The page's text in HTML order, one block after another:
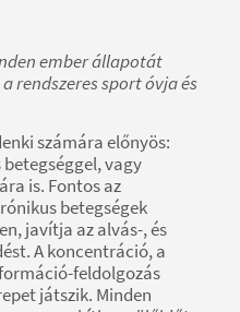
ember állapotát
rendszeres sport óvja és
számára előnyös:
vagy
is. Fontos az
betegségek
javítja az alvás-, és
A koncentráció, a
feldolgozás
játszik. Minden